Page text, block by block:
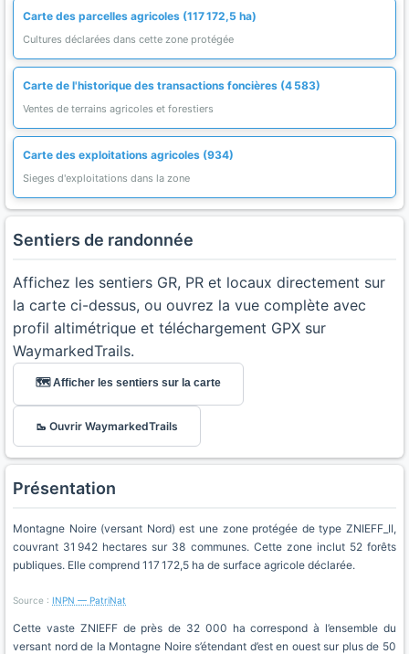
Carte des parcelles agricoles (117 172,5 ha)
Cultures déclarées dans cette zone protégée
Carte de l'historique des transactions foncières (4 583)
Ventes de terrains agricoles et forestiers
Carte des exploitations agricoles (934)
Sieges d'exploitations dans la zone
Sentiers de randonnée
Affichez les sentiers GR, PR et locaux directement sur
la carte ci-dessus, ou ouvrez la vue complète avec
profil altimétrique et téléchargement GPX sur
WaymarkedTrails.
🗺️ Afficher les sentiers sur la carte
🥾 Ouvrir WaymarkedTrails
Présentation
Montagne Noire (versant Nord) est une zone protégée de type ZNIEFF_II,
couvrant 31 942 hectares sur 38 communes. Cette zone inclut 52 forêts
publiques. Elle comprend 117 172,5 ha de surface agricole déclarée.
Source : INPN — PatriNat
Cette vaste ZNIEFF de près de 32 000 ha correspond à l’ensemble du
versant nord de la Montagne Noire s’étendant d’est en ouest sur plus de 50